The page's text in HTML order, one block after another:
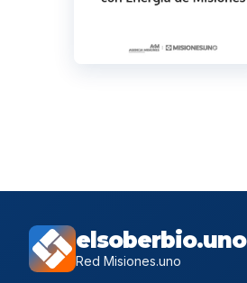
elsoberbio.uno
Red Misiones.uno